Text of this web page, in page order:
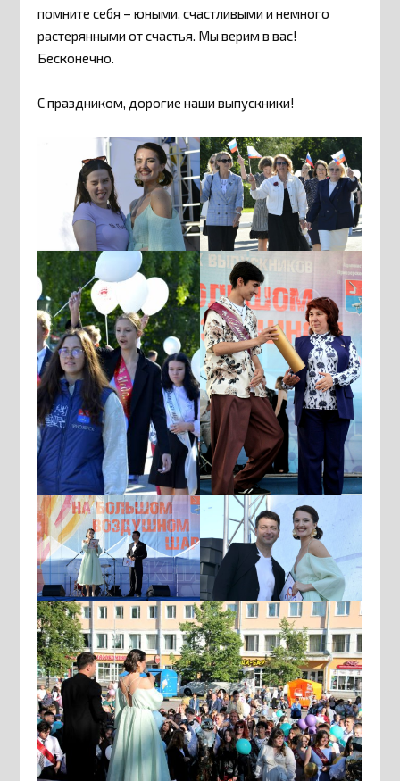
помните себя – юными, счастливыми и немного
растерянными от счастья. Мы верим в вас!
Бесконечно.
С праздником, дорогие наши выпускники!